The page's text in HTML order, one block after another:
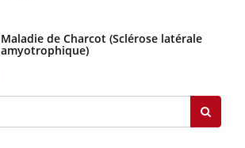
Maladie de Charcot (Sclérose latérale
amyotrophique)